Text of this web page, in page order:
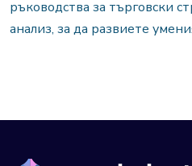
ръководства за търговски
анализ, за да развиете